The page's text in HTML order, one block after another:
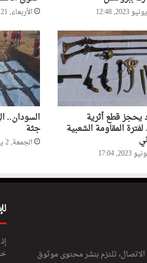
3000 كبسولة نوع بريغابالين
رئيس
القوات
النظامية
بمناسبة
الأربعاء, 21 يونيو 2023, 9:35
يحجز قطع أثرية
المقاومة الشعبية جثة
الجمعة, 2 يونيو 2023, 10:54
تلتزم بنشر محتوى موثوق